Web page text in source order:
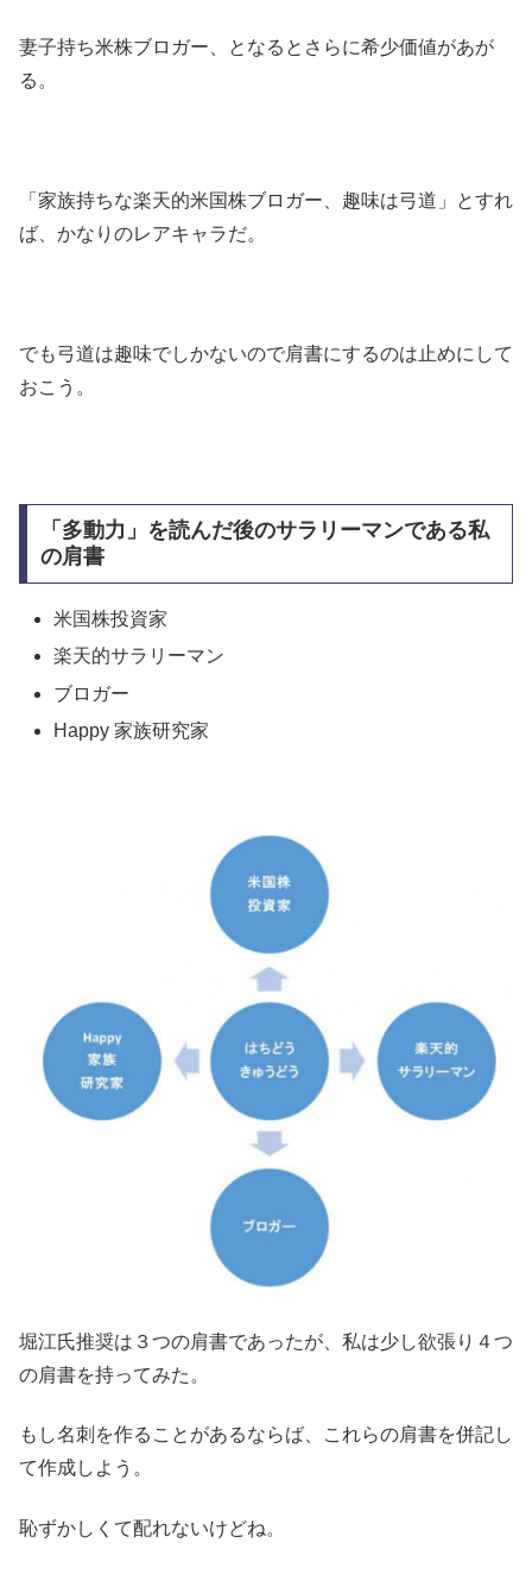
妻子持ち米株ブロガー、となるとさらに希少価値があが
る。
「家族持ちな楽天的米国株ブロガー、趣味は弓道」とすれ
ば、かなりのレアキャラだ。
でも弓道は趣味でしかないので肩書にするのは止めにして
おこう。
「多動力」を読んだ後のサラリーマンである私
の肩書
米国株投資家
楽天的サラリーマン
ブロガー
Happy 家族研究家
堀江氏推奨は３つの肩書であったが、私は少し欲張り４つ
の肩書を持ってみた。
もし名刺を作ることがあるならば、これらの肩書を併記し
て作成しよう。
恥ずかしくて配れないけどね。